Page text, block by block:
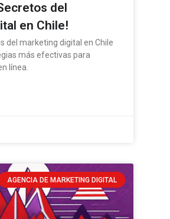
del
en Chile!
del marketing digital en Chile
más efectivas para
línea.
AGENCIA DE MARKETING DIGITAL